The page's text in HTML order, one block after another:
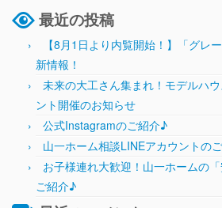
最近の投稿
【8月1日より内覧開始！】「グレ
新情報！
未来の大工さん集まれ！モデルハ
ント開催のお知らせ
公式Instagramのご紹介♪
山一ホーム相談LINEアカウントの
お子様連れ大歓迎！山一ホームの
ご紹介♪